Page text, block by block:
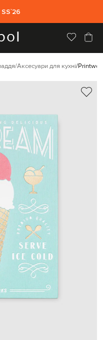
Аксесуари для кухні